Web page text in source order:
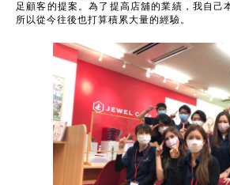
足顧客的提案。為了提高店舖的業績，我自己
所以從今往後也打算積累大量的經驗。